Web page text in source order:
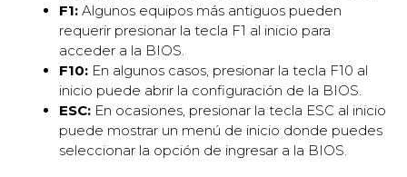
F1: Algunos equipos más antiguos pueden
requerir presionar la tecla F1 al inicio para
acceder a la BIOS.
F10: En algunos casos, presionar la tecla F10 al
inicio puede abrir la configuración de la BIOS.
ESC: En ocasiones, presionar la tecla ESC al inicio
puede mostrar un menú de inicio donde puedes
seleccionar la opción de ingresar a la BIOS.